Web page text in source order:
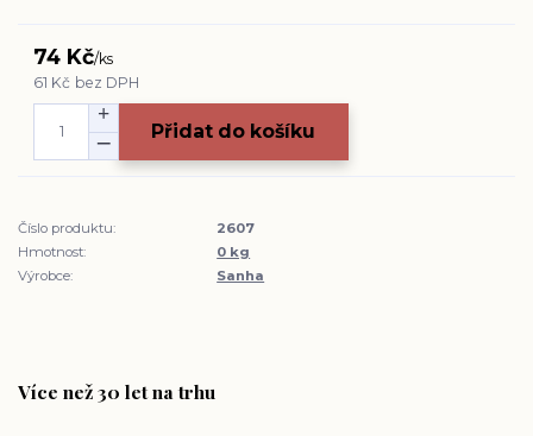
74 Kč/ks
61 Kč bez DPH
Přidat do košíku
Číslo produktu:
2607
Hmotnost:
0 kg
Výrobce:
Sanha
Více než 30 let na trhu